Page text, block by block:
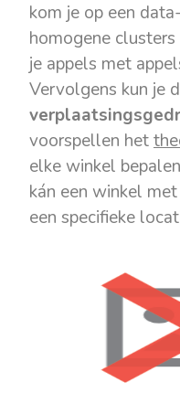
kom je op een
homogene
je appels met
Vervolgens kun je
voorspellen het
elke winkel
kán een winkel
een specifieke